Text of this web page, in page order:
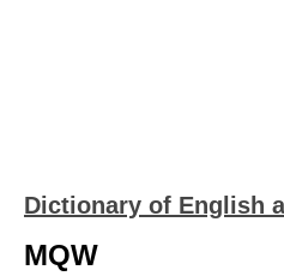
Dictionary of English
MQW